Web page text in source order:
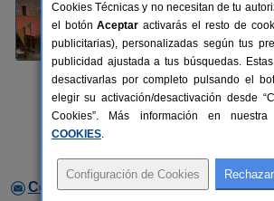
Contactar con el alojamiento
Cookies Técnicas y no necesitan de tu
el botónAceptar activarás el resto de
publicitarias), personalizadas según tus
publicidad ajustada a tus búsquedas.
desactivarlas por completo pulsando el
elegir su activación/desactivación desde
Cookies”. Más información en nuestra
COOKIES.